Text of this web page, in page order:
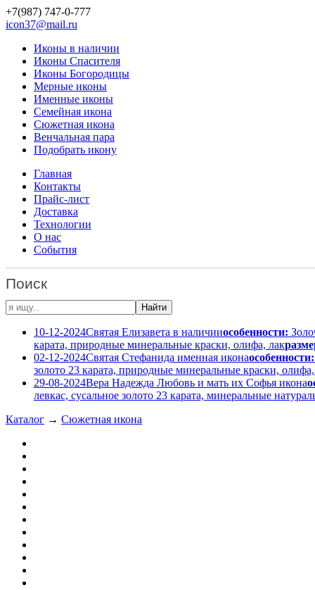
+7(987) 747-0-777
icon37@mail.ru
Иконы в наличии
Иконы Спасителя
Иконы Богородицы
Мерные иконы
Именные иконы
Семейная икона
Сюжетная икона
Венчальная пара
Подобрать икону
Главная
Контакты
Прайс-лист
Доставка
Технологии
О нас
События
Поиск
10-12-2024Святая Елизавета в наличииособенности:
карата, природные минеральные краски, олифа, лак
02-12-2024Святая Стефанида именная иконаособенности:
золото 23 карата, природные минеральные краски,
29-08-2024Вера Надежда Любовь и мать их Софья икона
левкас, сусальное золото 23 карата, минеральные
Каталог → Сюжетная икона